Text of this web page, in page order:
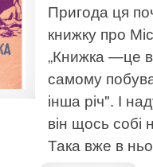
Пригода ця
книжку про
„Книжка —це
самому
інша річ". І
він щось собі
Така вже в